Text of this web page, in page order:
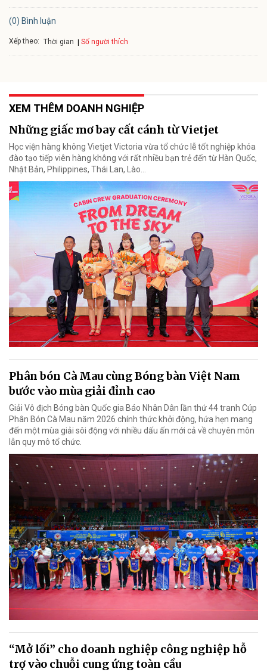
(0) Bình luận
Xếp theo: Thời gian Số người thích
XEM THÊM DOANH NGHIỆP
Những giấc mơ bay cất cánh từ Vietjet
Học viện hàng không Vietjet Victoria vừa tổ chức lễ tốt nghiệp khóa
đào tạo tiếp viên hàng không với rất nhiều bạn trẻ đến từ Hàn Quốc,
Nhật Bản, Philippines, Thái Lan, Lào…
Phân bón Cà Mau cùng Bóng bàn Việt Nam
bước vào mùa giải đỉnh cao
Giải Vô địch Bóng bàn Quốc gia Báo Nhân Dân lần thứ 44 tranh Cúp
Phân Bón Cà Mau năm 2026 chính thức khởi động, hứa hẹn mang
đến một mùa giải sôi động với nhiều dấu ấn mới cả về chuyên môn
lẫn quy mô tổ chức.
“Mở lối” cho doanh nghiệp công nghiệp hỗ
trợ vào chuỗi cung ứng toàn cầu